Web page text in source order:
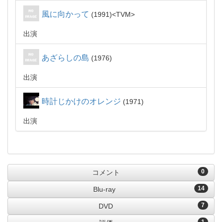
風に向かって 1991 TVM
出演
あざらしの島 1976
出演
時計じかけのオレンジ 1971
出演
0
コメント
14
Blu-ray
7
DVD